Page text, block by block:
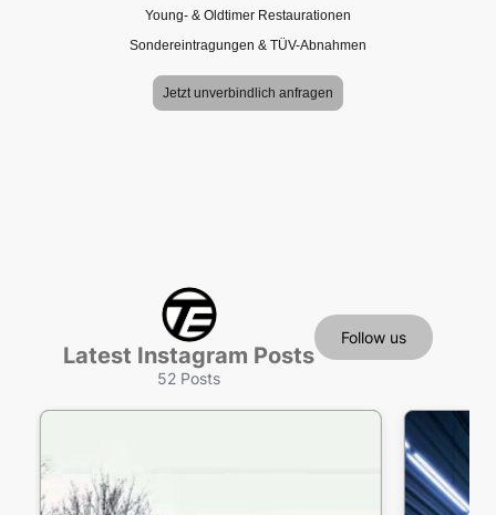
Young- & Oldtimer Restaurationen
Sondereintragungen & TÜV-Abnahmen
Jetzt unverbindlich anfragen